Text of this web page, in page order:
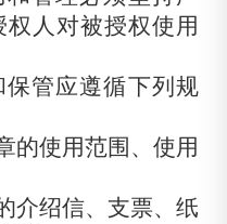
人对被授权使用
保管应遵循下列规
的使用范围、使用
介绍信、支票、纸